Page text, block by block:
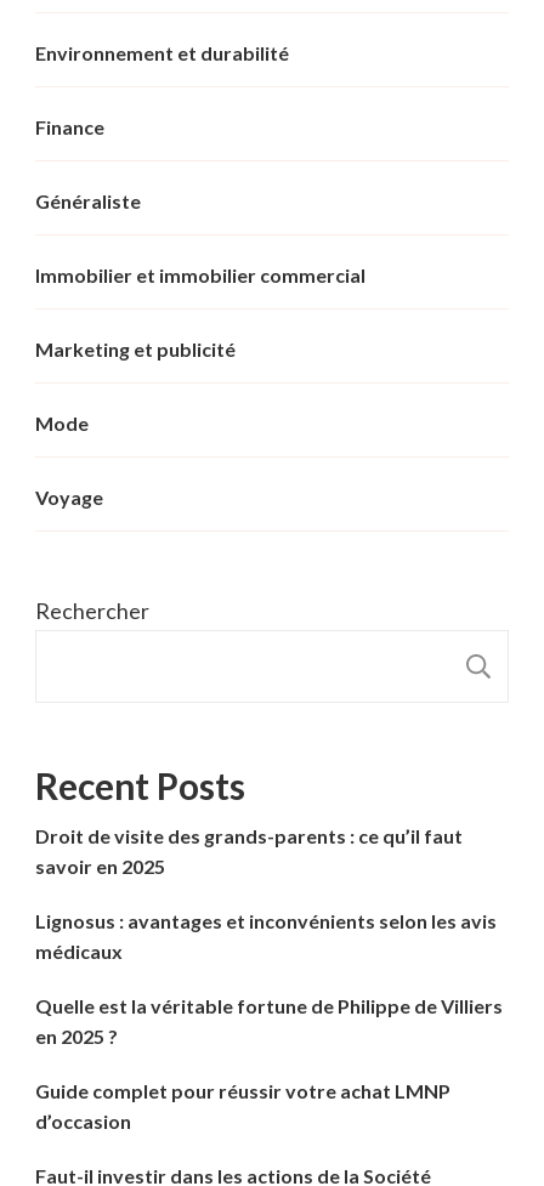
Environnement et durabilité
Finance
Généraliste
Immobilier et immobilier commercial
Marketing et publicité
Mode
Voyage
Rechercher
Recent Posts
Droit de visite des grands-parents : ce qu’il faut
savoir en 2025
Lignosus : avantages et inconvénients selon les avis
médicaux
Quelle est la véritable fortune de Philippe de Villiers
en 2025 ?
Guide complet pour réussir votre achat LMNP
d’occasion
Faut-il investir dans les actions de la Société